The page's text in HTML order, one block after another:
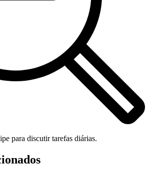
para discutir tarefas diárias.